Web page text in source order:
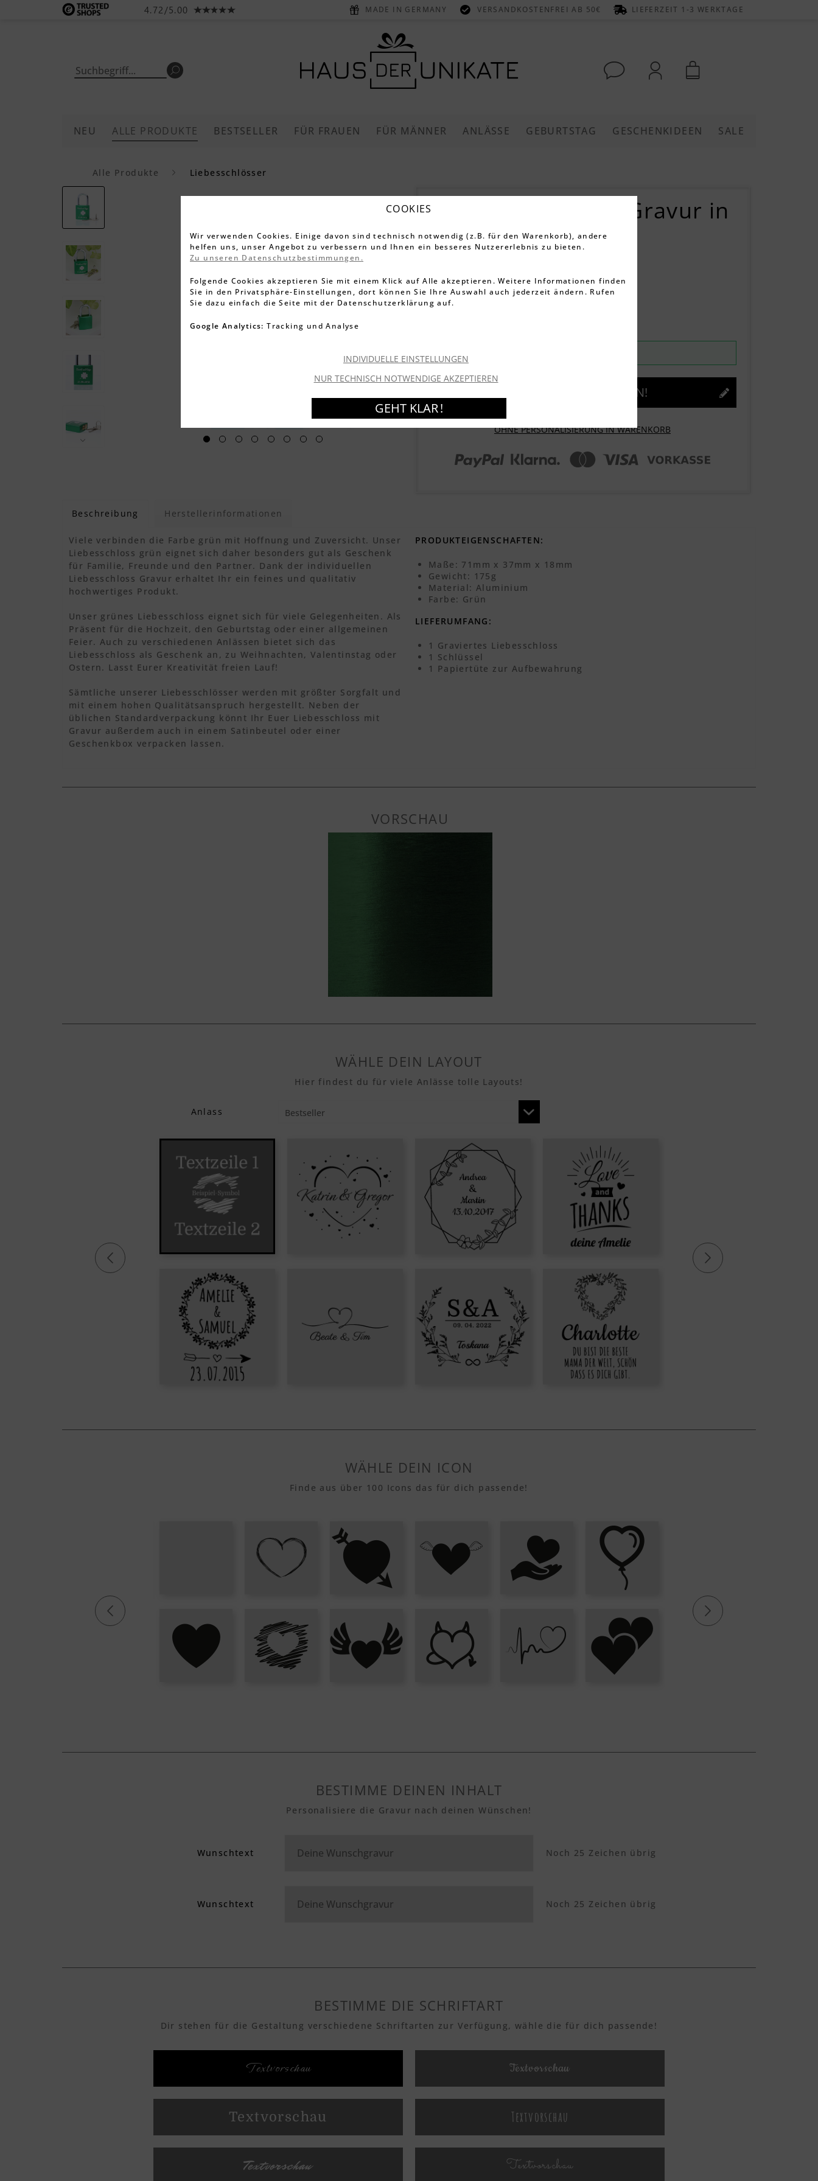
4.72/5.00 MADE IN GERMANY VERSANDKOSTENFREI AB 50€ LIEFERZEIT 1-3 WERKTAGE
NEU ALLE PRODUKTE BESTSELLER FÜR FRAUEN FÜR MÄNNER ANLÄSSE GEBURTSTAG GESCHENKIDEEN SALE
Alle Produkte Liebesschlösser
Liebesschloss mit Gravur in
Grün
22,99 €
zzgl. Versandkosten
JETZT GESTALTEN!
OHNE PERSONALISIERUNG IN WARENKORB
Beschreibung Herstellerinformationen
Viele verbinden die Farbe grün mit Hoffnung und Zuversicht. Unser
Liebesschloss grün eignet sich daher besonders gut als Geschenk
für Familie, Freunde und den Partner. Dank der individuellen
Liebesschloss Gravur erhaltet Ihr ein feines und qualitativ
hochwertiges Produkt.
Unser grünes Liebesschloss eignet sich für viele Gelegenheiten. Als
Präsent für die Hochzeit, den Geburtstag oder einer allgemeinen
Feier. Auch zu verschiedenen Anlässen bietet sich das
Liebesschloss als Geschenk an, zu Weihnachten, Valentinstag oder
Ostern. Lasst Eurer Kreativität freien Lauf!
Sämtliche unserer Liebesschlösser werden mit größter Sorgfalt und
mit einem hohen Qualitätsanspruch hergestellt. Neben der
üblichen Standardverpackung könnt Ihr Euer Liebesschloss mit
Gravur außerdem auch in einem Satinbeutel oder einer
Geschenkbox verpacken lassen.
PRODUKTEIGENSCHAFTEN:
Maße: 71mm x 37mm x 18mm
Gewicht: 175g
Material: Aluminium
Farbe: Grün
LIEFERUMFANG:
1 Graviertes Liebesschloss
1 Schlüssel
1 Papiertüte zur Aufbewahrung
VORSCHAU
WÄHLE DEIN LAYOUT
Hier findest du für viele Anlässe tolle Layouts!
Anlass
WÄHLE DEIN ICON
Finde aus über 100 Icons das für dich passende!
BESTIMME DEINEN INHALT
Personalisiere die Gravur nach deinen Wünschen!
Wunschtext Noch 25 Zeichen übrig
Wunschtext Noch 25 Zeichen übrig
BESTIMME DIE SCHRIFTART
Dir stehen für die Gestaltung verschiedene Schriftarten zur Verfügung, wähle die für dich passende!
Textvorschau Textvorschau
Textvorschau Textvorschau
Textvorschau Textvorschau
COOKIES
Wir verwenden Cookies. Einige davon sind technisch notwendig (z.B. für den Warenkorb), andere
helfen uns, unser Angebot zu verbessern und Ihnen ein besseres Nutzererlebnis zu bieten.
Zu unseren Datenschutzbestimmungen.
Folgende Cookies akzeptieren Sie mit einem Klick auf Alle akzeptieren. Weitere Informationen finden
Sie in den Privatsphäre-Einstellungen, dort können Sie Ihre Auswahl auch jederzeit ändern. Rufen
Sie dazu einfach die Seite mit der Datenschutzerklärung auf.
Google Analytics: Tracking und Analyse
INDIVIDUELLE EINSTELLUNGEN
NUR TECHNISCH NOTWENDIGE AKZEPTIEREN
GEHT KLAR !